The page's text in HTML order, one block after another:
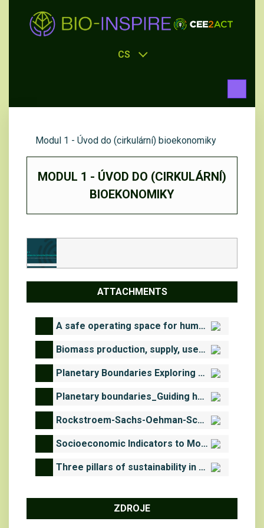
CS
Modul 1 - Úvod do (cirkulární) bioekonomiky
MODUL 1 - ÚVOD DO (CIRKULÁRNÍ)
BIOEKONOMIKY
ATTACHMENTS
A safe operating space for humanity.pdf
Biomass production, supply, uses and flows in the European Union.pdf
Planetary Boundaries Exploring the Safe Operating Space for Humanity.pdf
Planetary boundaries_Guiding human development on a changing planet.pdf
Rockstroem-Sachs-Oehman-Schmidt-Traub_Sustainable-Development-and-Planetary-Boundaries.pdf
Socioeconomic Indicators to Monitor the EU’s Bioeconomy in Transition.pdf
Three pillars of sustainability in search of conceptual origins.pdf
ZDROJE